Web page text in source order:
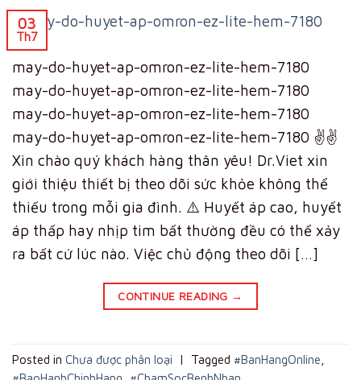
03
Th7
may-do-huyet-ap-omron-ez-lite-hem-7180
may-do-huyet-ap-omron-ez-lite-hem-7180
may-do-huyet-ap-omron-ez-lite-hem-7180
may-do-huyet-ap-omron-ez-lite-hem-7180 ✌️✌️
Xin chào quý khách hàng thân yêu! Dr.Viet xin
giới thiệu thiết bị theo dõi sức khỏe không thể
thiếu trong mỗi gia đình. ⚠️ Huyết áp cao, huyết
áp thấp hay nhịp tim bất thường đều có thể xảy
ra bất cứ lúc nào. Việc chủ động theo dõi […]
CONTINUE READING →
Posted in Chưa được phân loại Tagged #BanHangOnline,